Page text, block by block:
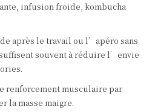
infusion froide, kombucha
après le travail ou l’apéro sans
souvent à réduire l’envie
renforcement musculaire par
la masse maigre.